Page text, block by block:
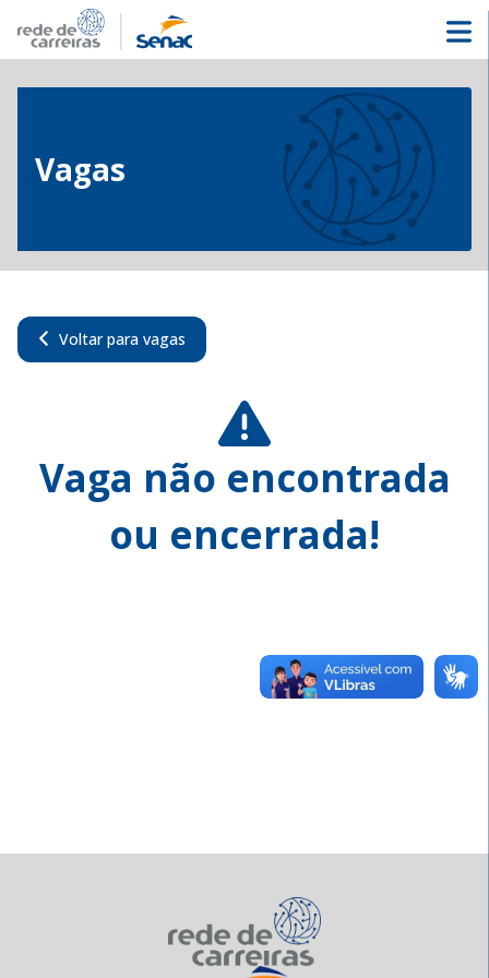
Vagas
Voltar para vagas
Vaga não encontrada
ou encerrada!